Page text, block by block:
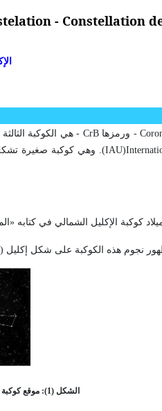
- Constellation
- ورمزهاCrB - هي الكوكبة
(
IAU). وهي كوكبة صغيرة
كوكبة الإكليل الشمالي في
نجوم هذه الكوكبة على شكل إكليل
الشكل (1): موقع كوكبة الإكليل الشمالي بالنسبة إلى كوكبة الدب الأكبر